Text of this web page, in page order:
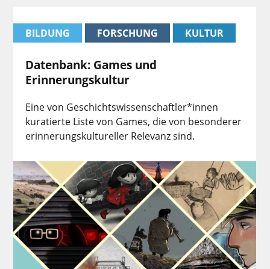
BILDUNG FORSCHUNG KULTUR
Datenbank: Games und
Erinnerungskultur
Eine von Geschichtswissenschaftler*innen
kuratierte Liste von Games, die von besonderer
erinnerungskultureller Relevanz sind.